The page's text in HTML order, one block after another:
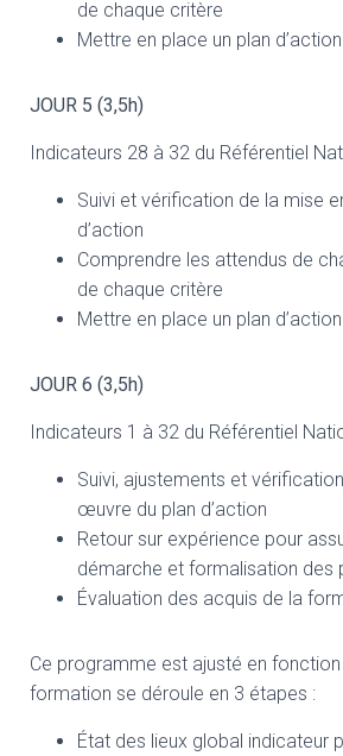
de chaque critère
Mettre en place un plan d’action
JOUR 5 (3,5h)
Indicateurs 28 à 32 du Référentiel
Suivi et vérification de la mise
d’action
Comprendre les attendus de
de chaque critère
Mettre en place un plan d’action
JOUR 6 (3,5h)
Indicateurs 1 à 32 du Référentiel
Suivi, ajustements et
œuvre du plan d’action
Retour sur expérience pour
démarche et formalisation des
Évaluation des acquis de la
Ce programme est ajusté en fonction
formation se déroule en 3 étapes :
État des lieux global indicateur